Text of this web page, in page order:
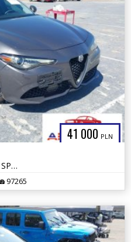
41 000 PLN
2019r., ALFA ROMEO GIULIA TI SPORT AWD, 2L, od ubezpieczalni
97265